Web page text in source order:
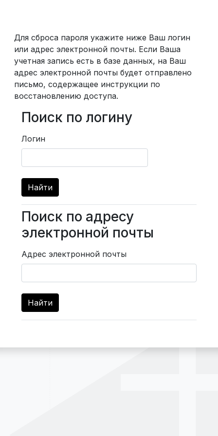
Для сброса пароля укажите ниже Ваш логин
или адрес электронной почты. Если Ваша
учетная запись есть в базе данных, на Ваш
адрес электронной почты будет отправлено
письмо, содержащее инструкции по
восстановлению доступа.
Поиск по логину
Поиск по логину
Логин
Поиск по адресу электронной
Поиск по адресу
электронной почты
Адрес электронной почты